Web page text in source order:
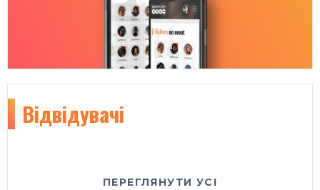
Відвідувачі
ПЕРЕГЛЯНУТИ УСІ